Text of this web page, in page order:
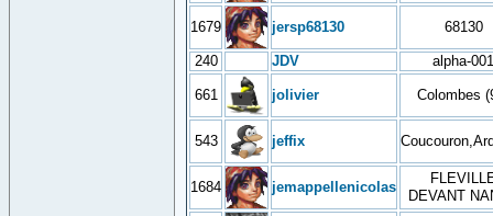
1679 jersp68130 68130
240 JDV alpha-001
661 jolivier Colombes
543 jeffix
1684 jemappellenicolas
DEVANT